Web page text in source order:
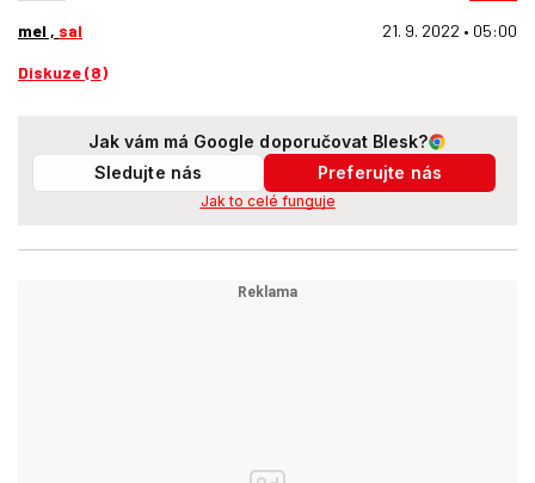
mel , sal 21. 9. 2022 • 05:00
Diskuze (8)
Jak vám má Google doporučovat Blesk?
Sledujte nás
Preferujte nás
Jak to celé funguje